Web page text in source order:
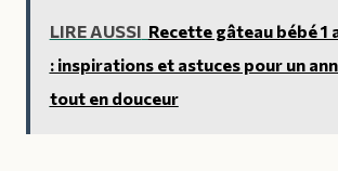
LIRE AUSSI Recette gâteau bébé 1
: inspirations et astuces pour un
tout en douceur